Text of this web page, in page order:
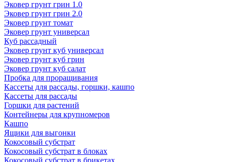
Эковер грунт грин 1.0
Эковер грунт грин 2.0
Эковер грунт томат
Эковер грунт универсал
Куб рассадный
Эковер грунт куб универсал
Эковер грунт куб грин
Эковер грунт куб салат
Пробка для проращивания
Кассеты для рассады, горшки, кашпо
Кассеты для рассады
Горшки для растений
Контейнеры для крупномеров
Кашпо
Ящики для выгонки
Кокосовый субстрат
Кокосовый субстрат в блоках
Кокосовый субстрат в брикетах